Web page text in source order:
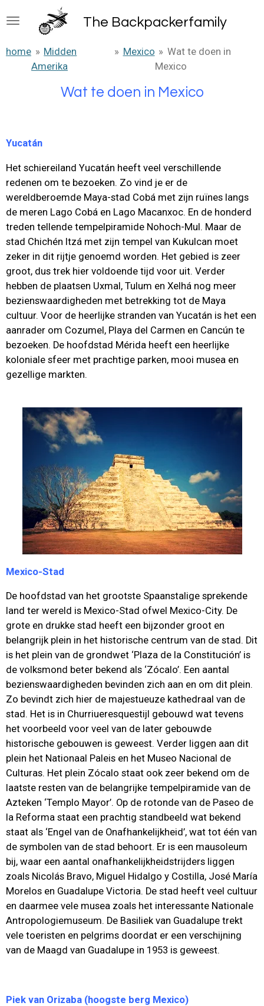
direct
de
hoofdinhoud
The Backpackerfamily
home » Midden
Amerika
» Mexico » Wat te doen in
Mexico
Wat te doen in Mexico
Yucatán
Het schiereiland Yucatán heeft veel verschillende
redenen om te bezoeken. Zo vind je er de
wereldberoemde Maya-stad Cobá met zijn ruïnes langs
de meren Lago Cobá en Lago Macanxoc. En de honderd
treden tellende tempelpiramide Nohoch-Mul. Maar de
stad Chichén Itzá met zijn tempel van Kukulcan moet
zeker in dit rijtje genoemd worden. Het gebied is zeer
groot, dus trek hier voldoende tijd voor uit. Verder
hebben de plaatsen Uxmal, Tulum en Xelhá nog meer
bezienswaardigheden met betrekking tot de Maya
cultuur. Voor de heerlijke stranden van Yucatán is het een
aanrader om Cozumel, Playa del Carmen en Cancún te
bezoeken. De hoofdstad Mérida heeft een heerlijke
koloniale sfeer met prachtige parken, mooi musea en
gezellige markten.
Mexico-Stad
De hoofdstad van het grootste Spaanstalige sprekende
land ter wereld is Mexico-Stad ofwel Mexico-City. De
grote en drukke stad heeft een bijzonder groot en
belangrijk plein in het historische centrum van de stad. Dit
is het plein van de grondwet ‘Plaza de la Constitución’ is
de volksmond beter bekend als ‘Zócalo’. Een aantal
bezienswaardigheden bevinden zich aan en om dit plein.
Zo bevindt zich hier de majestueuze kathedraal van de
stad. Het is in Churriueresquestijl gebouwd wat tevens
het voorbeeld voor veel van de later gebouwde
historische gebouwen is geweest. Verder liggen aan dit
plein het Nationaal Paleis en het Museo Nacional de
Culturas. Het plein Zócalo staat ook zeer bekend om de
laatste resten van de belangrijke tempelpiramide van de
Azteken ‘Templo Mayor’. Op de rotonde van de Paseo de
la Reforma staat een prachtig standbeeld wat bekend
staat als ‘Engel van de Onafhankelijkheid’, wat tot één van
de symbolen van de stad behoort. Er is een mausoleum
bij, waar een aantal onafhankelijkheidstrijders liggen
zoals Nicolás Bravo, Miguel Hidalgo y Costilla, José María
Morelos en Guadalupe Victoria. De stad heeft veel cultuur
en daarmee vele musea zoals het interessante Nationale
Antropologiemuseum. De Basiliek van Guadalupe trekt
vele toeristen en pelgrims doordat er een verschijning
van de Maagd van Guadalupe in 1953 is geweest.
Piek van Orizaba (hoogste berg Mexico)